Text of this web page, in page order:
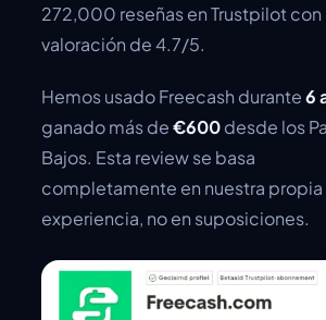
272,000 reseñas en Trustpilot con
valoración de 4.7/5.
Hemos usado Freecash durante6
ganado más de€600desde los
Bajos. Esta review se basa
completamente en nuestra propia
experiencia, no en suposiciones.